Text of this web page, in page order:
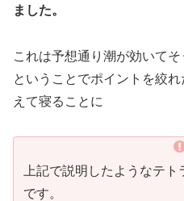
ました。
これは予想通り潮が効いてそ
ということでポイントを絞
えて寝ることに
上記で説明したようなテ
です。